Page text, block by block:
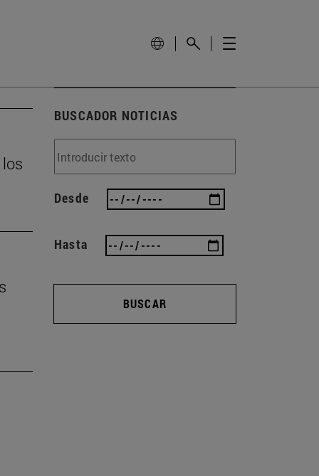
BUSCADOR NOTICIAS
Desde
Hasta
BUSCAR